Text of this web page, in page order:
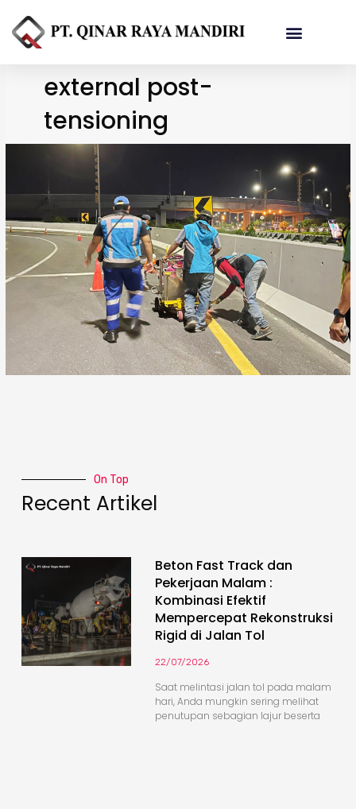
external post-
tensioning
On Top
Recent Artikel
Beton Fast Track dan
Pekerjaan Malam :
Kombinasi Efektif
Mempercepat Rekonstruksi
Rigid di Jalan Tol
22/07/2026
Saat melintasi jalan tol pada malam
hari, Anda mungkin sering melihat
penutupan sebagian lajur beserta